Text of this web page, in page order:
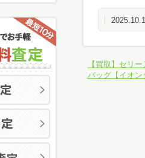
【買取】セリ
バッグ【イオン
パソコン、
メール査定